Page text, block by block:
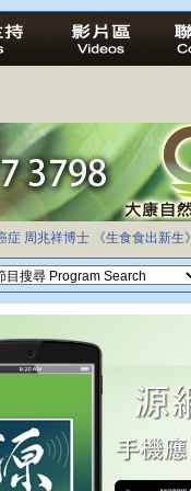
症 周兆祥博士 《生食食出新生》